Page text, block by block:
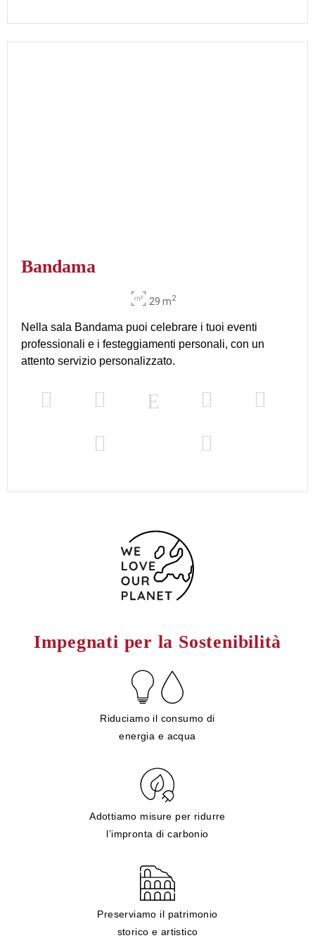
Bandama
29 m2
Nella sala Bandama puoi celebrare i tuoi eventi
professionali e i festeggiamenti personali, con un
attento servizio personalizzato.
Impegnati per la Sostenibilità
Riduciamo il consumo di
energia e acqua
Adottiamo misure per ridurre
l’impronta di carbonio
Preserviamo il patrimonio
storico e artistico